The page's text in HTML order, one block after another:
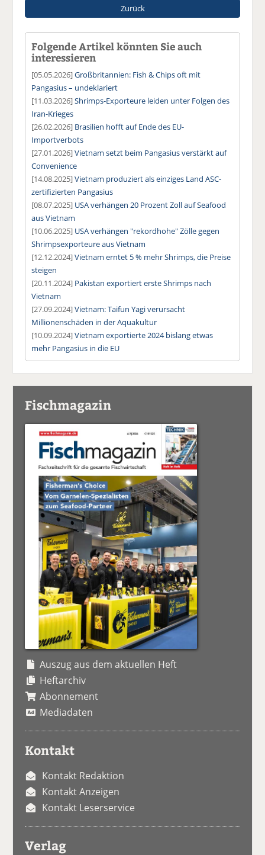
Zurück
Folgende Artikel könnten Sie auch
interessieren
[05.05.2026]Großbritannien: Fish & Chips oft mit
Pangasius – undeklariert
[11.03.2026]Shrimps-Exporteure leiden unter Folgen des
Iran-Krieges
[26.02.2026] Brasilien hofft auf Ende des EU-
Importverbots
[27.01.2026]Vietnam setzt beim Pangasius verstärkt auf
Convenience
[14.08.2025]Vietnam produziert als einziges Land ASC-
zertifizierten Pangasius
[08.07.2025] USA verhängen 20 Prozent Zoll auf Seafood
aus Vietnam
[10.06.2025] USA verhängen "rekordhohe" Zölle gegen
Shrimpsexporteure aus Vietnam
[12.12.2024]Vietnam erntet 5 % mehr Shrimps, die Preise
steigen
[20.11.2024] Pakistan exportiert erste Shrimps nach
Vietnam
[27.09.2024]Vietnam: Taifun Yagi verursacht
Millionenschäden in der Aquakultur
[10.09.2024]Vietnam exportierte 2024 bislang etwas
mehr Pangasius in die EU
Fischmagazin
Auszug aus dem aktuellen Heft
Heftarchiv
Abonnement
Mediadaten
Kontakt
Kontakt Redaktion
Kontakt Anzeigen
Kontakt Leserservice
Verlag